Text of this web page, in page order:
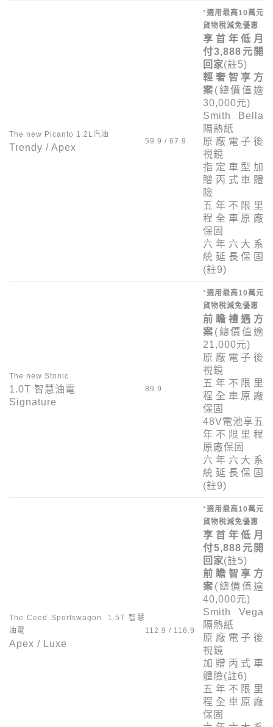
The new Picanto 1.2L汽油
Trendy / Apex
59.9 / 67.9
*適用最高10 萬元
貨物稅減免優惠
享首年低月
付3,888 元開
回家(註5)
輕奢智享方
案 (總價值逾
30,000元)
Smith Bella
隔熱紙
原廠電子後
視鏡
指定車型加
贈丙式車體
險
五年不限里
程全車原廠
保固
六年六大系
統延長保固
(註9)
The new Stonic
1.0T 智慧油電
Signature
89.9
*適用最高10 萬元
貨物稅減免優惠
前瞻禮遇方
案 (總價值逾
21,000元)
原廠電子後
視鏡
五年不限里
程全車原廠
保固
48V電池享五
年不限里程
原廠保固
六年六大系
統延長保固
(註9)
The Ceed Sportswagon 1.5T 智慧
油電
Apex / Luxe
112.9 / 116.9
*適用最高10萬元
貨物稅減免優惠
享首年低月
付5,888 元開
回家(註5)
前瞻智享方
案 (總價值逾
40,000元)
Smith Vega
隔熱紙
原廠電子後
視鏡
加贈丙式車
體險(註6)
五年不限里
程全車原廠
保固